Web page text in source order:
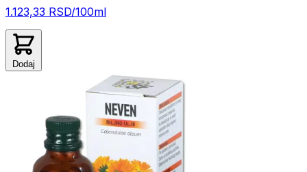
1.123,33 RSD/100ml
Dodaj